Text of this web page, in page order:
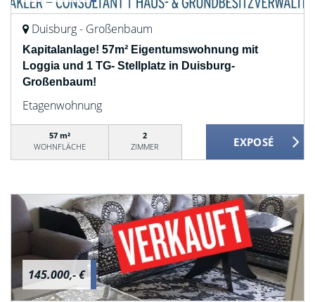
Duisburg - Großenbaum
Kapitalanlage! 57m² Eigentumswohnung mit
Loggia und 1 TG- Stellplatz in Duisburg-
Großenbaum!
Etagenwohnung
57 m²
WOHNFLÄCHE
2
ZIMMER
145.000,- €